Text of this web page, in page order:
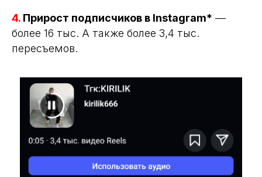
4. Прирост подписчиков в Instagram* —
более 16 тыс. А также более 3,4 тыс.
пересъемов.